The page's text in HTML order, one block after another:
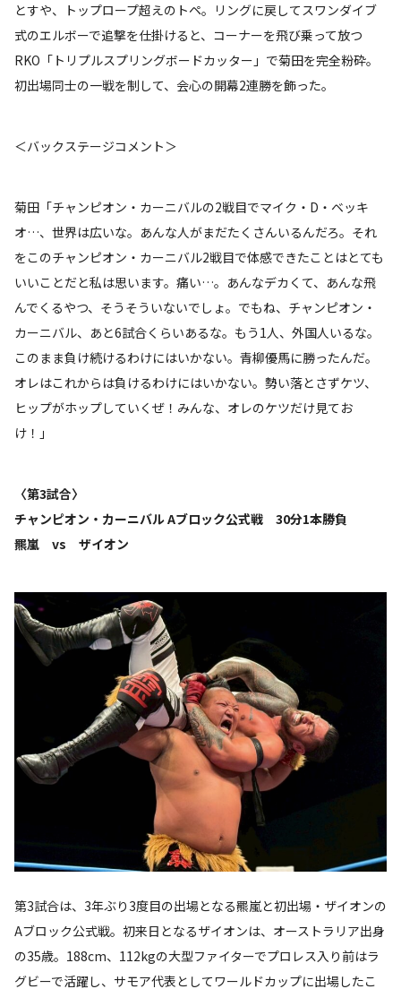
とすや、トップロープ超えのトペ。リングに戻してスワンダイブ
式のエルボーで追撃を仕掛けると、コーナーを飛び乗って放つ
RKO「トリプルスプリングボードカッター」で菊田を完全粉砕。
初出場同士の一戦を制して、会心の開幕2連勝を飾った。
＜バックステージコメント＞
菊田「チャンピオン・カーニバルの2戦目でマイク・D・ベッキ
オ…、世界は広いな。あんな人がまだたくさんいるんだろ。それ
をこのチャンピオン・カーニバル2戦目で体感できたことはとても
いいことだと私は思います。痛い…。あんなデカくて、あんな飛
んでくるやつ、そうそういないでしょ。でもね、チャンピオン・
カーニバル、あと6試合くらいあるな。もう1人、外国人いるな。
このまま負け続けるわけにはいかない。青柳優馬に勝ったんだ。
オレはこれからは負けるわけにはいかない。勢い落とさずケツ、
ヒップがホップしていくぜ！みんな、オレのケツだけ見てお
け！」
〈第3試合〉
チャンピオン・カーニバル Aブロック公式戦 30分1本勝負
羆嵐 vs ザイオン
第3試合は、3年ぶり3度目の出場となる羆嵐と初出場・ザイオンの
Aブロック公式戦。初来日となるザイオンは、オーストラリア出身
の35歳。188cm、112kgの大型ファイターでプロレス入り前はラ
グビーで活躍し、サモア代表としてワールドカップに出場したこ